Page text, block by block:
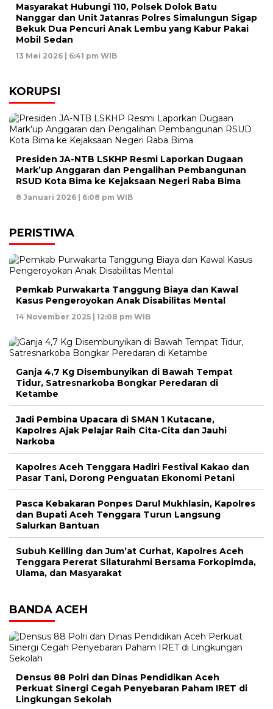
Masyarakat Hubungi 110, Polsek Dolok Batu
Nanggar dan Unit Jatanras Polres Simalungun Sigap
Bekuk Dua Pencuri Anak Lembu yang Kabur Pakai
Mobil Sedan
13 Mei 2026 | 6:41 pm WIB
KORUPSI
Presiden JA-NTB LSKHP Resmi Laporkan Dugaan
Mark’up Anggaran dan Pengalihan Pembangunan
RSUD Kota Bima ke Kejaksaan Negeri Raba Bima
8 Januari 2026 | 6:08 pm WIB
PERISTIWA
Pemkab Purwakarta Tanggung Biaya dan Kawal
Kasus Pengeroyokan Anak Disabilitas Mental
14 November 2025 | 12:08 pm WIB
Ganja 4,7 Kg Disembunyikan di Bawah Tempat
Tidur, Satresnarkoba Bongkar Peredaran di
Ketambe
Jadi Pembina Upacara di SMAN 1 Kutacane,
Kapolres Ajak Pelajar Raih Cita-Cita dan Jauhi
Narkoba
Kapolres Aceh Tenggara Hadiri Festival Kakao dan
Pasar Tani, Dorong Penguatan Ekonomi Petani
Pasca Kebakaran Ponpes Darul Mukhlasin, Kapolres
dan Bupati Aceh Tenggara Turun Langsung
Salurkan Bantuan
Subuh Keliling dan Jum’at Curhat, Kapolres Aceh
Tenggara Pererat Silaturahmi Bersama Forkopimda,
Ulama, dan Masyarakat
BANDA ACEH
Densus 88 Polri dan Dinas Pendidikan Aceh
Perkuat Sinergi Cegah Penyebaran Paham IRET di
Lingkungan Sekolah